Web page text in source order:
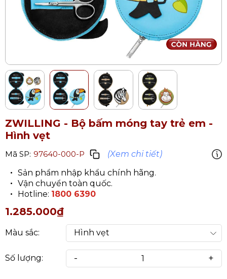
ZWILLING - Bộ bấm móng tay trẻ em -
Hình vẹt
Mã SP: 97640-000-P
(Xem chi tiết)
Sản phẩm nhập khẩu chính hãng.
Vận chuyển toàn quốc.
Hotline: 1800 6390
1.285.000₫
Màu sắc:
Số lượng: - +